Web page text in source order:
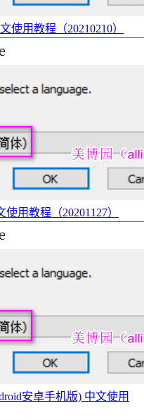
使用教程（20210210）
使用教程（20201127）
安卓手机版) 中文使用